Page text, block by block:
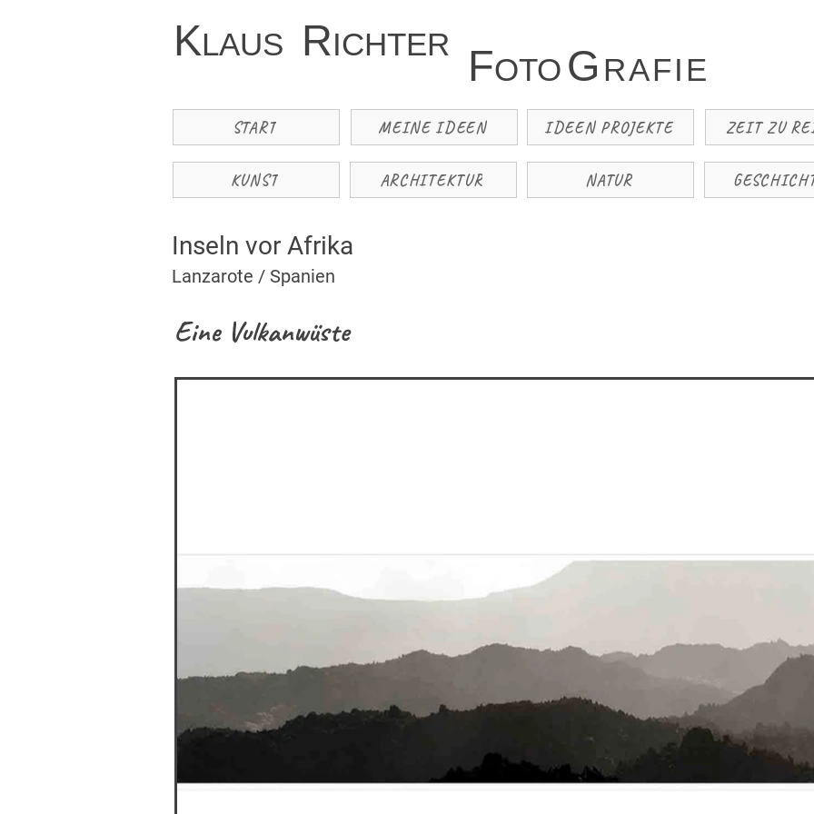
KLAUS RICHTER FOTO G RAFI E
START MEINE IDEEN IDEEN PROJEKTE ZEIT ZU
KUNST ARCHITEKTUR NATUR
Inseln vor Afrika
Lanzarote / Spanien
Eine Vulkanwüste